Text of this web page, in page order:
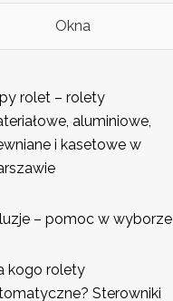
Okna
rolet – rolety
aluminiowe,
i kasetowe w
– pomoc w wyborze
kogo rolety
Sterowniki